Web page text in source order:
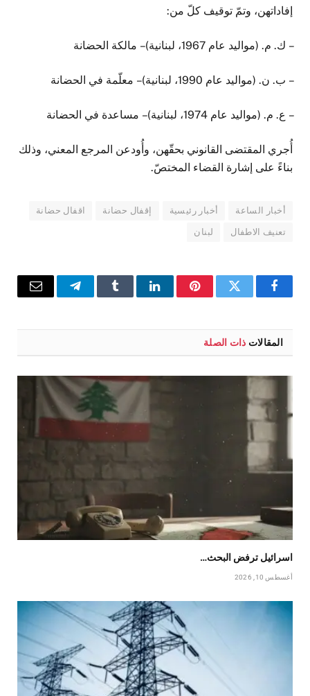
إفاداتهن، وتمّ توقيف كلّ من:
– ك. م. (مواليد عام 1967، لبنانية) – مالكة الحضانة
– ب. ن. (مواليد عام 1990، لبنانية) – معلّمة في الحضانة
– ع. م. (مواليد عام 1974، لبنانية) – مساعدة في الحضانة
أُجري المقتضى القانوني بحقّهن، وأُودعن المرجع المعني، وذلك
بناءً على إشارة القضاء المختصّ.
أخبار الساعة أخبار رئيسية إقفال حضانة اقفال حضانة
تعنيف الاطفال لبنان
فيسبوكتويتر بينتيريستلينكدإن Tumblr تيلقرام البريد
المقالات ذات الصلة
اسرائيل ترفض البحث…
أغسطس 10, 2026